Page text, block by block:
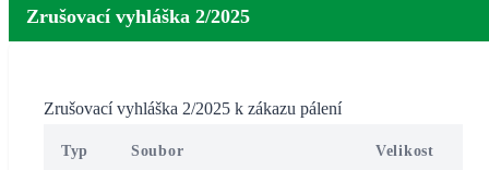
Zrušovací vyhláška 2/2025
Zrušovací vyhláška 2/2025 k zákazu pálení
Typ Soubor Velikost